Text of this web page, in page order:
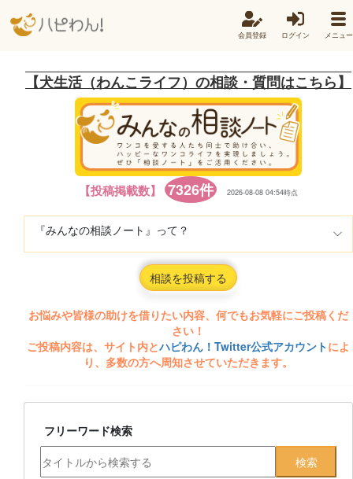
会員登録 ログイン メニュー
【犬生活（わんこライフ）の相談・質問はこちら】
【投稿掲載数】 7326件 2026-08-08 04:54時点
『みんなの相談ノート』って？
相談を投稿する
お悩みや皆様の助けを借りたい内容、何でもお気軽にご投稿くだ
さい！
ご投稿内容は、サイト内とハピわん！Twitter公式アカウントによ
り、多数の方へ周知させていただきます。
フリーワード検索